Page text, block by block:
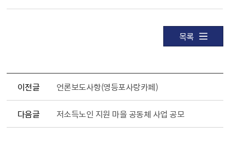
목록
이전글 언론보도사항(영등포사랑카페)
다음글 저소득노인 지원 마을 공동체 사업 공모